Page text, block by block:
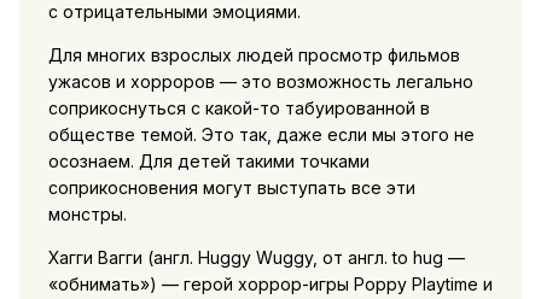
с отрицательными эмоциями.
Для многих взрослых людей просмотр фильмов
ужасов и хорроров — это возможность легально
соприкоснуться с какой-то табуированной в
обществе темой. Это так, даже если мы этого не
осознаем. Для детей такими точками
соприкосновения могут выступать все эти
монстры.
Хагги Вагги (англ. Huggy Wuggy, от англ. to hug —
«обнимать») — герой хоррор-игры Poppy Playtime и